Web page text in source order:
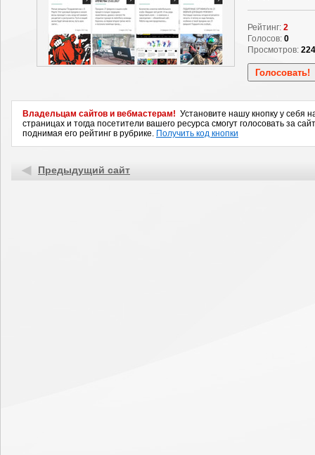
Рейтинг: 2
Голосов: 0
Просмотров:
Владельцам сайтов и вебмастерам! Установите нашу кнопку у себя
страницах и тогда посетители вашего ресурса смогут голосовать за
поднимая его рейтинг в рубрике. Получить код кнопки
Предыдущий сайт